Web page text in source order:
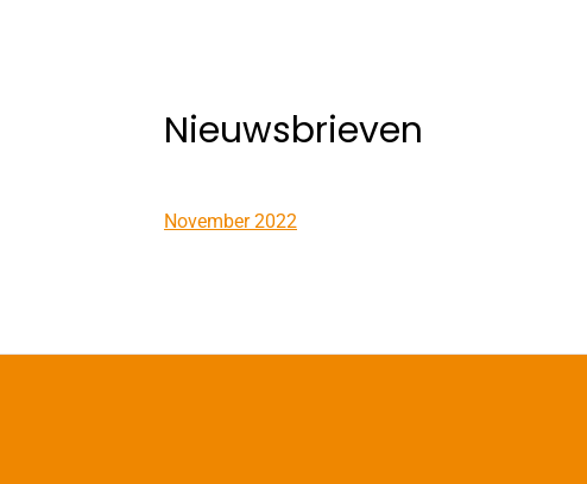
Nieuwsbrieven
November 2022